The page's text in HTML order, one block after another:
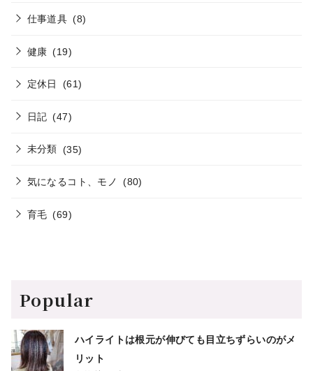
仕事道具 (8)
健康 (19)
定休日 (61)
日記 (47)
未分類 (35)
気になるコト、モノ (80)
育毛 (69)
Popular
ハイライトは根元が伸びても目立ちずらいのがメ
リット